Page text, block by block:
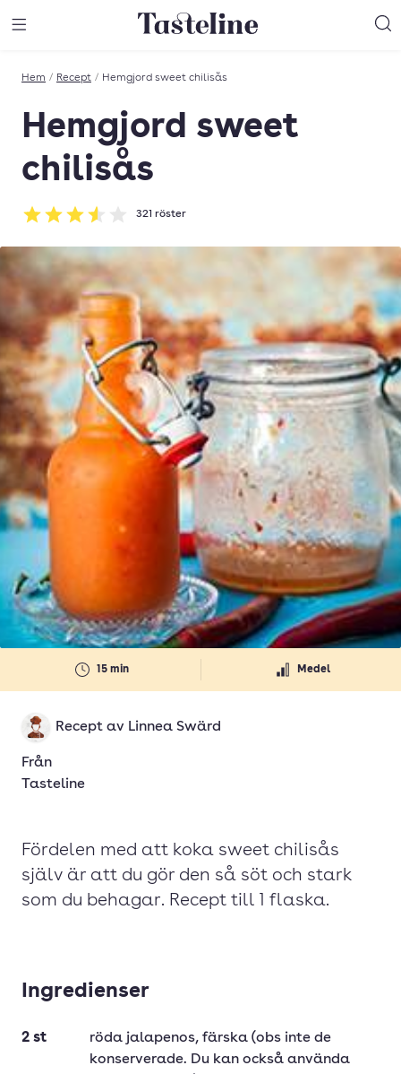
Till Tastelines startsida
Hem / Recept / Hemgjord sweet chilisås
Hemgjord sweet
chilisås
Betyg: 3.57 av 5
321 röster
15 min Medel
Recept av Linnea Swärd
Från
Tasteline
Fördelen med att koka sweet chilisås
själv är att du gör den så söt och stark
som du behagar. Recept till 1 flaska.
Ingredienser
2 st röda jalapenos, färska (obs inte de
konserverade. Du kan också använda